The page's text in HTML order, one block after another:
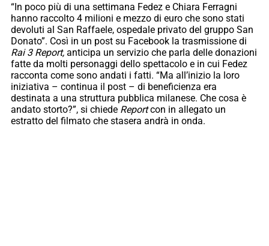
“In poco più di una settimana Fedez e Chiara Ferragni
hanno raccolto 4 milioni e mezzo di euro che sono stati
devoluti al San Raffaele, ospedale privato del gruppo San
Donato”. Così in un post su Facebook la trasmissione di
Rai 3 Report, anticipa un servizio che parla delle donazioni
fatte da molti personaggi dello spettacolo e in cui Fedez
racconta come sono andati i fatti. “Ma all’inizio la loro
iniziativa – continua il post – di beneficienza era
destinata a una struttura pubblica milanese. Che cosa è
andato storto?”, si chiede Reportcon in allegato un
estratto del filmato che stasera andrà in onda.